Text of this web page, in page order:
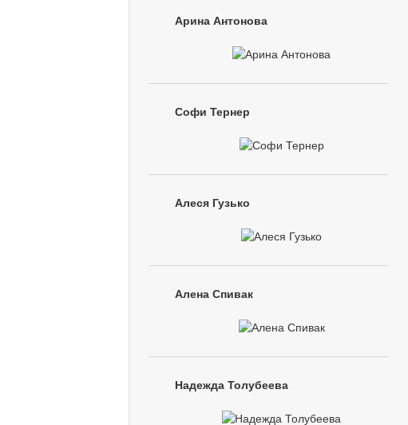
Арина Антонова
Софи Тернер
Алеся Гузько
Алена Спивак
Надежда Толубеева